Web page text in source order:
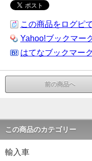
この商品をログピ
Yahoo!ブックマー
はてなブックマー
前の商品へ
この商品のカテゴリー
輸入車